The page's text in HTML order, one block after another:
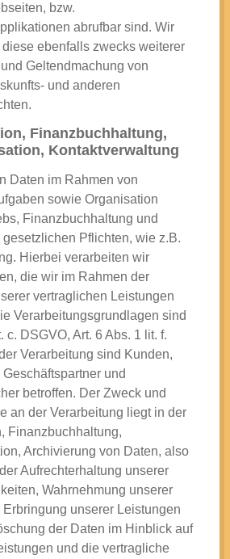
bzw.
abrufbar sind. Wir
ebenfalls zwecks weiterer
Geltendmachung von
und anderen
Finanzbuchhaltung,
Kontaktverwaltung
Daten im Rahmen von
sowie Organisation
Finanzbuchhaltung und
gesetzlichen Pflichten, wie z.B.
Hierbei verarbeiten wir
die wir im Rahmen der
vertraglichen Leistungen
Verarbeitungsgrundlagen sind
c. DSGVO, Art. 6 Abs. 1 lit. f.
Verarbeitung sind Kunden,
Geschäftspartner und
betroffen. Der Zweck und
an der Verarbeitung liegt in der
Finanzbuchhaltung,
Archivierung von Daten, also
Aufrechterhaltung unserer
Wahrnehmung unserer
unserer Leistungen
der Daten im Hinblick auf
und die vertragliche